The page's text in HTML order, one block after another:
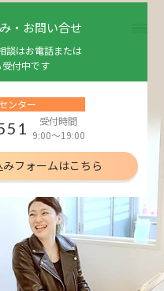
・お問い合せ
談はお電話または
付中です
ンター
受付時間
9:00～19:00
フォームはこちら